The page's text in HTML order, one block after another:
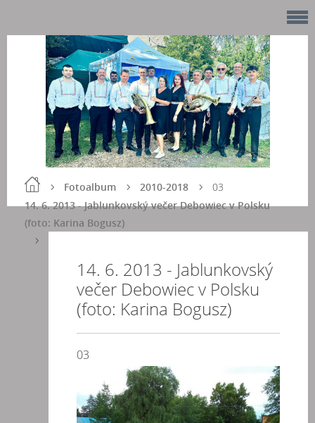
Fotoalbum
2010-2018
14. 6. 2013 - Jablunkovský večer Debowiec v Polsku
(foto: Karina Bogusz)
03
14. 6. 2013 - Jablunkovský
večer Debowiec v Polsku
(foto: Karina Bogusz)
03